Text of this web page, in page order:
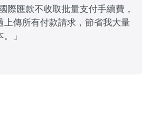
際匯款不收取批量支付手續費，
上傳所有付款請求，節省我大量
」